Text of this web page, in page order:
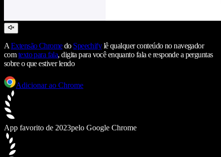
A Extensão Chromedo Speechifylê qualquer conteúdo no navegador
comtexto para fala, digita para você enquanto fala e responde a perguntas
sobre o que estiver lendo
Adicionar ao Chrome
App favorito de 2023pelo Google Chrome